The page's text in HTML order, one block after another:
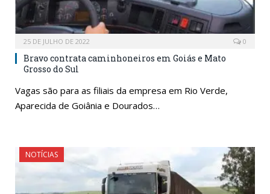
25 DE JULHO DE 2022 0
Bravo contrata caminhoneiros em Goiás e Mato
Grosso do Sul
Vagas são para as filiais da empresa em Rio Verde,
Aparecida de Goiânia e Dourados…
NOTÍCIAS